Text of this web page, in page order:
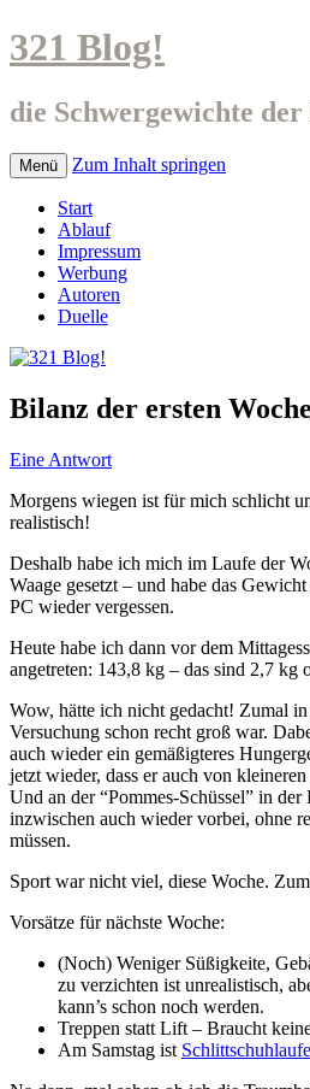
321 Blog!
die Schwergewichte der
Menü Zum Inhalt springen
Start
Ablauf
Impressum
Werbung
Autoren
Duelle
Bilanz der ersten
Eine Antwort
Morgens wiegen ist für mich schlicht
realistisch!
Deshalb habe ich mich im Laufe der
Waage gesetzt – und habe das
PC wieder vergessen.
Heute habe ich dann vor dem
angetreten: 143,8 kg – das sind 2,7 kg
Wow, hätte ich nicht gedacht! Zumal
Versuchung schon recht groß war.
auch wieder ein gemäßigteres
jetzt wieder, dass er auch von
Und an der “Pommes-Schüssel” in
inzwischen auch wieder vorbei, ohne
müssen.
Sport war nicht viel, diese Woche.
Vorsätze für nächste Woche:
(Noch) Weniger Süßigkeite,
zu verzichten ist unrealistisch,
kann’s schon noch werden.
Treppen statt Lift – Braucht
Am Samstag ist